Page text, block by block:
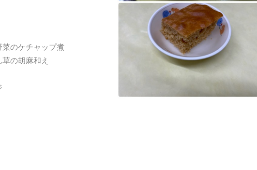
菜のケチャップ煮
の胡麻和え